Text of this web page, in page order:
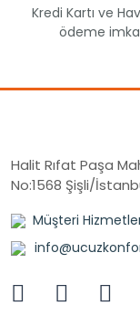
Kredi Kartı ve
ödeme
Halit Rıfat Paşa
No:1568 Şişli/
Müşteri